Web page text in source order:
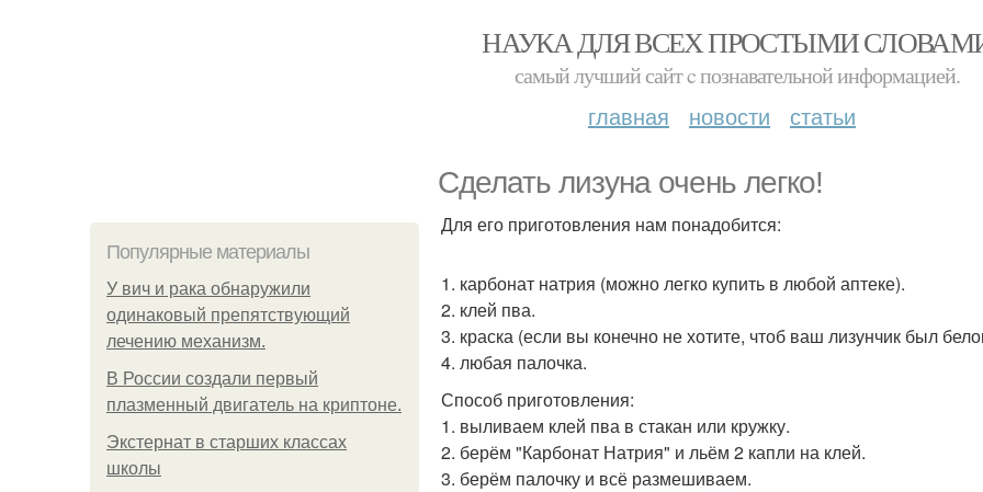
НАУКА ДЛЯ ВСЕХ ПРОСТЫМИ
самый лучший сайт c познавательной информацией.
главная новости статьи
Сделать лизуна очень легко!
Популярные материалы
У вич и рака обнаружили
одинаковый препятствующий
лечению механизм.
В России создали первый
плазменный двигатель на криптоне.
Экстернат в старших классах
школы
Для его приготовления нам понадобится:
1. карбонат натрия (можно легко купить в любой аптеке).
2. клей пва.
3. краска (если вы конечно не хотите, чтоб ваш лизунчик был
4. любая палочка.
Способ приготовления:
1. выливаем клей пва в стакан или кружку.
2. берём "Карбонат Натрия" и льём 2 капли на клей.
3. берём палочку и всё размешиваем.